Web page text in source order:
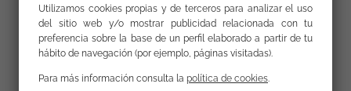
Secretariado Gitanodesarrollado en el marco del
proyecto de innovación social Empleando Digital
SinergIA, cofinanciado por la Fundación Accenture
y el Fondo Social Europeo Plus (FSE+), dentro del
Programa Estatal de Inclusión Social, Garantía
Utilizamos cookies propias y de terceros para analizar el uso
del sitio web y/o mostrar publicidad relacionada con tu
preferencia sobre la base de un perfil elaborado a partir de tu
hábito de navegación (por ejemplo, páginas visitadas).
Para más información consulta la política de cookies